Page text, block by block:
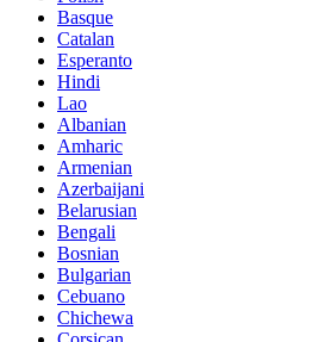
Basque
Catalan
Esperanto
Hindi
Lao
Albanian
Amharic
Armenian
Azerbaijani
Belarusian
Bengali
Bosnian
Bulgarian
Cebuano
Chichewa